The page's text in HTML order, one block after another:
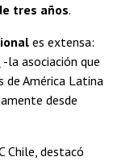
tres años.
es extensa:
-la asociación que
de América Latina
desde
Chile, destacó